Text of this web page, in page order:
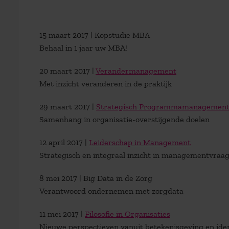
15 maart 2017 | Kopstudie MBA
Behaal in 1 jaar uw MBA!
20 maart 2017 | Verandermanagement
Met inzicht veranderen in de praktijk
29 maart 2017 | Strategisch Programmamanagement
Samenhang in organisatie-overstijgende doelen
12 april 2017 | Leiderschap in Management
Strategisch en integraal inzicht in
8 mei 2017 | Big Data in de Zorg
Verantwoord ondernemen met zorgdata
11 mei 2017 | Filosofie in Organisaties
Nieuwe perspectieven vanuit betekenisgeving en